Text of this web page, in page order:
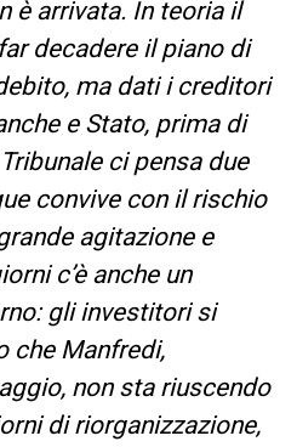
è arrivata. In teoria il
decadere il piano di
ma dati i creditori
e Stato, prima di
ci pensa due
convive con il rischio
agitazione e
c’è anche un
gli investitori si
che Manfredi,
non sta riuscendo
di riorganizzazione,